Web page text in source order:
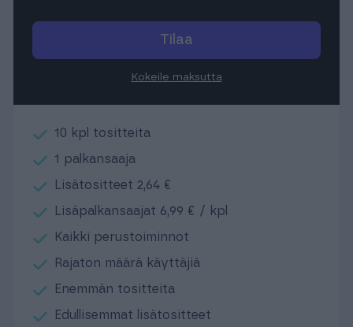
Tilaa
Kokeile maksutta
10 kpl tositteita
1 palkansaaja
Lisätositteet 2,64 €
Lisäpalkansaajat 6,99 € / kpl
Kaikki perustoiminnot
Rajaton määrä käyttäjiä
Enemmän tositteita
Edullisemmat lisätositteet